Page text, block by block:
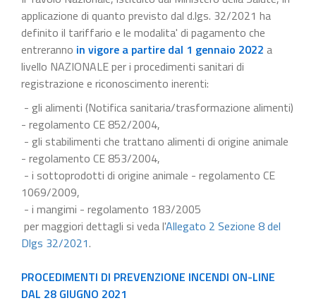
applicazione di quanto previsto dal d.lgs. 32/2021 ha
definito il tariffario e le modalita' di pagamento che
entreranno in vigore a partire dal 1 gennaio 2022 a
livello NAZIONALE per i procedimenti sanitari di
registrazione e riconoscimento inerenti:
- gli alimenti (Notifica sanitaria/trasformazione alimenti)
- regolamento CE 852/2004,
- gli stabilimenti che trattano alimenti di origine animale
- regolamento CE 853/2004,
- i sottoprodotti di origine animale - regolamento CE
1069/2009,
- i mangimi - regolamento 183/2005
per maggiori dettagli si veda l'Allegato 2 Sezione 8 del
Dlgs 32/2021.
PROCEDIMENTI DI PREVENZIONE INCENDI ON-LINE
DAL 28 GIUGNO 2021